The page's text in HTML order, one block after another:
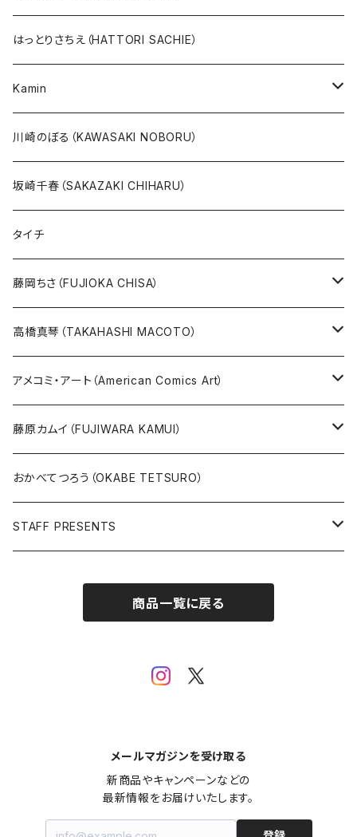
10万未満
20万未満
本、カレンダー
イバラード新作版画2026
鉄腕アトム
ジャングル大帝
その他
人気作品TOP10
版画
あしたのジョー
その他
人気作品TOP5
はっとりさちえ（HATTORI SACHIE）
Kamin
版画
川崎のぼる（KAWASAKI NOBORU）
坂崎千春（SAKAZAKI CHIHARU）
タイチ
藤岡ちさ（FUJIOKA CHISA）
版画
原画
高橋真琴（TAKAHASHI MACOTO）
版画
直筆サイン入り
版上サイン【新作】
グッズ
アメコミ・アート（American Comics Art）
ガブリエーレ・デッロット版画
SPIDER MAN
BATMAN
人気作品TOP5
藤原カムイ（FUJIWARA KAMUI）
複製原画
おかべてつろう（OKABE TETSURO）
STAFF PRESENTS
商品一覧に戻る
メールマガジンを受け取る
新商品やキャンペーンなどの
最新情報をお届けいたします。